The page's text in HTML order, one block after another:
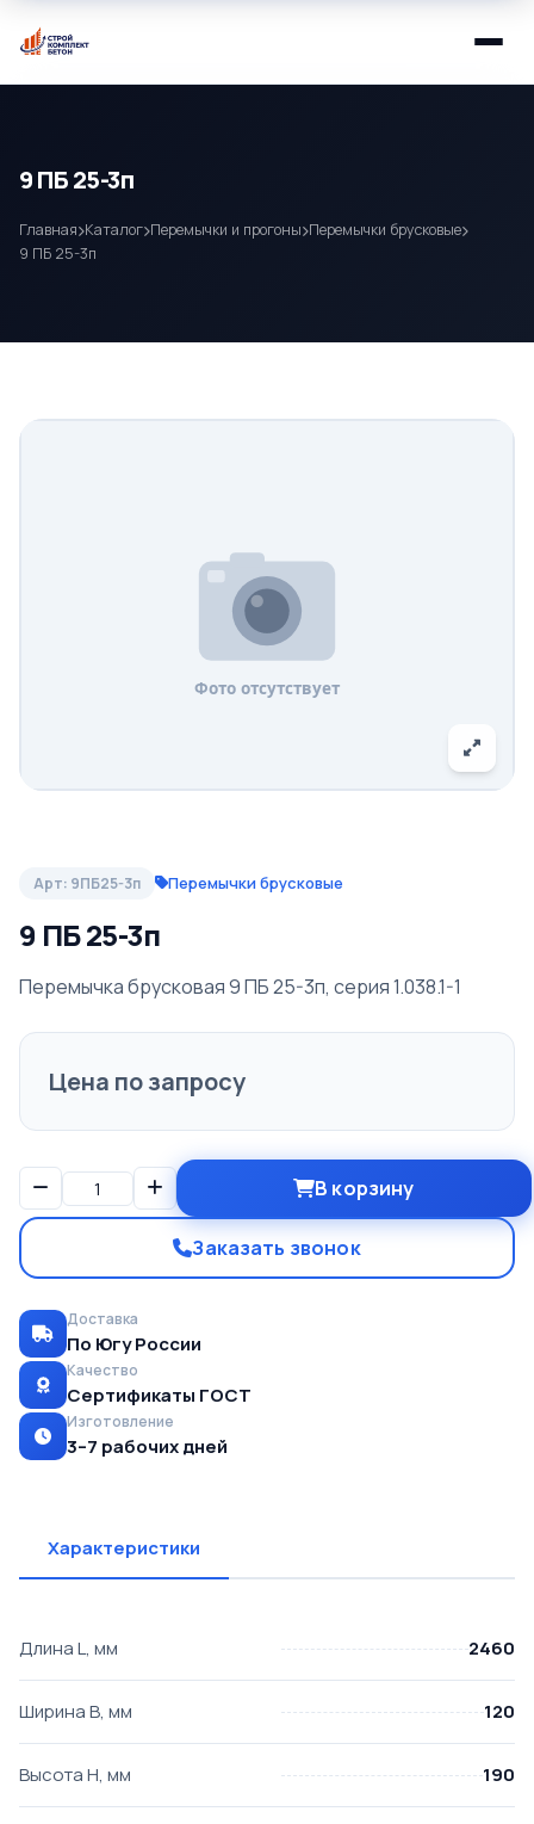
9 ПБ 25-3п
Главная Каталог Перемычки и прогоны Перемычки брусковые
9 ПБ 25-3п
Арт: 9ПБ25-3п Перемычки брусковые
9 ПБ 25-3п
Перемычка брусковая 9 ПБ 25-3п, серия 1.038.1-1
Цена по запросу
В корзину
Заказать звонок
Доставка
По Югу России
Качество
Сертификаты ГОСТ
Изготовление
3–7 рабочих дней
Характеристики
Длина L, мм 2460
Ширина B, мм 120
Высота H, мм 190